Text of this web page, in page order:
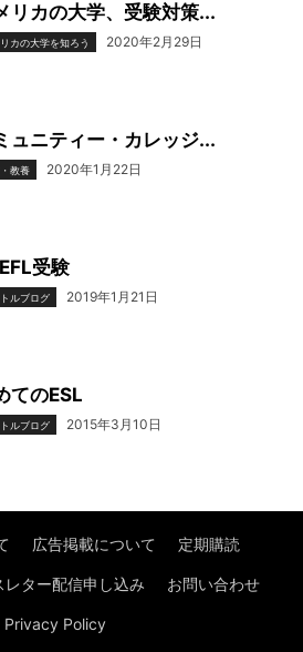
リカの大学、受験対策...
カの大学を知ろう 2020年2月29日
ュニティー・カレッジ...
教養 2020年1月22日
受験
ルブログ 2019年1月21日
てのESL
ルブログ 2015年3月10日
広告掲載について 定期購読
ター配信申し込み お問い合わせ
Privacy Policy